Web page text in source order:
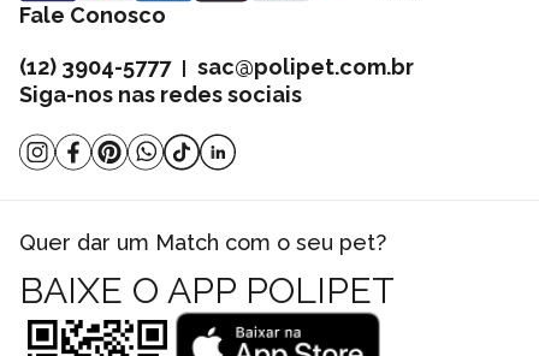
Fale Conosco
(12) 3904-5777| sac@polipet.com.br
Siga-nos nas redes sociais
Quer dar um Match com o seu pet?
BAIXE O APP POLIPET